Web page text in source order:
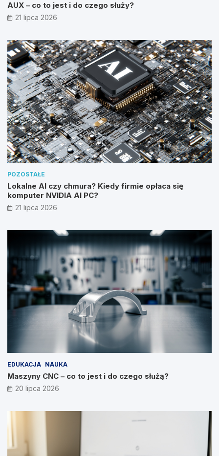
AUX – co to jest i do czego służy?
21 lipca 2026
POZOSTAŁE
Lokalne AI czy chmura? Kiedy firmie opłaca się
komputer NVIDIA AI PC?
21 lipca 2026
EDUKACJA NAUKA
Maszyny CNC – co to jest i do czego służą?
20 lipca 2026